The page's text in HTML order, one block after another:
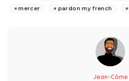
mercer
pardon my french
Jean-Côme